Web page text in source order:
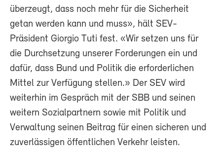
überzeugt, dass noch mehr für die Sicherheit
getan werden kann und muss», hält SEV-
Präsident Giorgio Tuti fest. «Wir setzen uns für
die Durchsetzung unserer Forderungen ein und
dafür, dass Bund und Politik die erforderlichen
Mittel zur Verfügung stellen.» Der SEV wird
weiterhin im Gespräch mit der SBB und seinen
weitern Sozialpartnern sowie mit Politik und
Verwaltung seinen Beitrag für einen sicheren und
zuverlässigen öffentlichen Verkehr leisten.